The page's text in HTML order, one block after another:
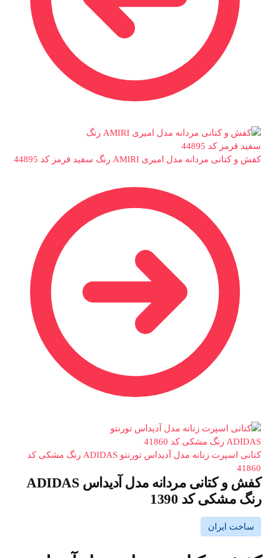
کفش و کتانی مردانه مدل امیری AMIRI رنگ سفید قرمز کد 44895
کتانی اسپرت زنانه مدل آدیداس تورنتو ADIDAS رنگ مشکی کد
41860
کفش و کتانی مردانه مدل آدیداس ADIDAS
رنگ مشکی کد 1390
ساخت ایران